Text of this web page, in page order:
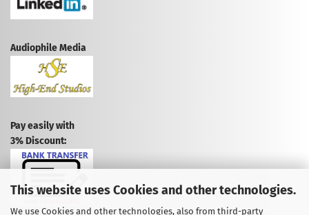
This website uses Cookies and other technologies.
We use Cookies and other technologies, also from third-party
Audiophile Media
Pay easily with
3% Discount: